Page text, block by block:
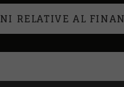
RELATIVE AL